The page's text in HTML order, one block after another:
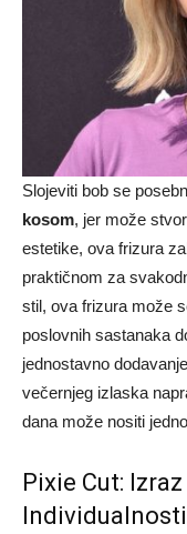
Slojeviti bob se
kosom, jer može
estetike, ova frizura
praktičnom za
stil, ova frizura može
poslovnih sastanaka
jednostavno
večernjeg izlaska
dana može nositi
Pixie Cut:
Individualnosti